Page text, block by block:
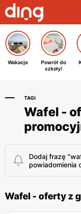
Wakacje
Powrót do
szkoły!
TAGI
Wafel -
Dodaj frazę
powiadomienia
Wafel - oferty z